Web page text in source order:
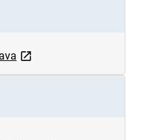
pagelink opens on new page